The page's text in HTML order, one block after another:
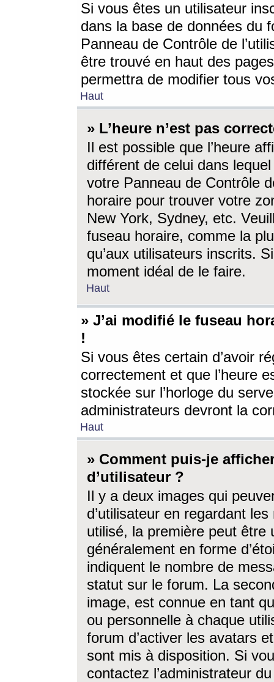
Si vous êtes un utilisateur
dans la base de données du
Panneau de Contrôle de
être trouvé en haut des
permettra de modifier tous
Haut
» L’heure n’est pas
Il est possible que l’heure
différent de celui dans
votre Panneau de Contrôle
horaire pour trouver votre
New York, Sydney, etc.
fuseau horaire, comme la
qu’aux utilisateurs inscrits.
moment idéal de le faire.
Haut
» J’ai modifié le fuseau
!
Si vous êtes certain d’avoir
correctement et que l’heure
stockée sur l’horloge du
administrateurs devront la
Haut
» Comment puis-je
d’utilisateur ?
Il y a deux images qui
d’utilisateur en regardant
utilisé, la première peut être
généralement en forme
indiquent le nombre de
statut sur le forum. La
image, est connue en tant
ou personnelle à chaque
forum d’activer les avatars
sont mis à disposition. Si
contactez l’administrateur